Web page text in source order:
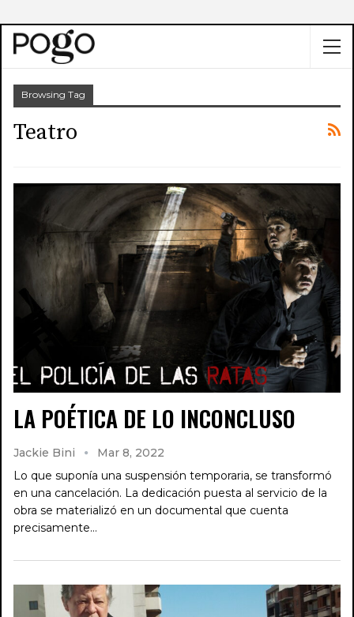
Browsing Tag
Teatro
LA POÉTICA DE LO INCONCLUSO
Jackie Bini
Mar 8, 2022
Lo que suponía una suspensión temporaria, se transformó
en una cancelación. La dedicación puesta al servicio de la
obra se materializó en un documental que cuenta
precisamente…